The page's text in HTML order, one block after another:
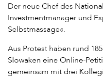
Der neue Chef des
Investmentmanager und
Selbstmassage«.
Aus Protest haben rund
Slowaken eine Online-
gemeinsam mit drei